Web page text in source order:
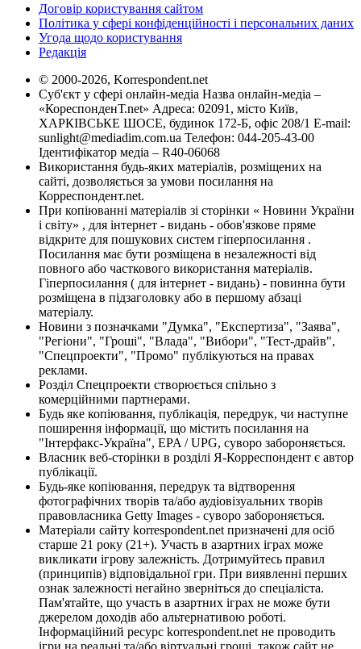
Договір користування сайтом
Політика у сфері конфіденційності і персональних даних
Угода щодо користування
Редакція
© 2000-2026, Korrespondent.net
Суб'єкт у сфері онлайн-медіа Назва онлайн-медіа –
«КореспонденТ.net» Адреса: 02091, місто Київ,
ХАРКІВСЬКЕ ШОСЕ, будинок 172-Б, офіс 208/1 E-mail:
sunlight@mediadim.com.ua Телефон: 044-205-43-00
Ідентифікатор медіа – R40-06068
Використання будь-яких матеріалів, розміщених на
сайті, дозволяється за умови посилання на
Корреспондент.net.
При копіюванні матеріалів зі сторінки « Новини України
і світу» , для інтернет - видань - обов'язкове пряме
відкрите для пошукових систем гіперпосилання .
Посилання має бути розміщена в незалежності від
повного або часткового використання матеріалів.
Гіперпосилання ( для інтернет - видань) - повинна бути
розміщена в підзаголовку або в першому абзаці
матеріалу.
Новини з позначками "Думка", "Експертиза", "Заява",
"Регіони", "Гроші", "Влада", "Вибори", "Тест-драйв",
"Спецпроекти", "Промо" публікуються на правах
реклами.
Розділ Спецпроекти створюється спільно з
комерційними партнерами.
Будь яке копіювання, публікація, передрук, чи наступне
поширення інформації, що містить посилання на
"Інтерфакс-Україна", EPA / UPG, суворо забороняється.
Власник веб-сторінки в розділі Я-Корреспондент є автор
публікації.
Будь-яке копіювання, передрук та відтворення
фотографічних творів та/або аудіовізуальних творів
правовласника Getty Images - суворо забороняється.
Матеріали сайту korrespondent.net призначені для осіб
старше 21 року (21+). Участь в азартних іграх може
викликати ігрову залежність. Дотримуйтесь правил
(принципів) відповідальної гри. При виявленні перших
ознак залежності негайно зверніться до спеціаліста.
Пам'ятайте, що участь в азартних іграх не може бути
джерелом доходів або альтернативою роботі.
Інформаційний ресурс korrespondent.net не проводить
ігри на реальні та/або віртуальні гроші, також сайт не